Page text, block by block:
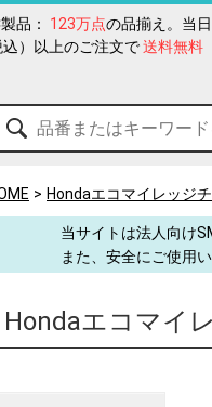
品： 123万点の品揃え。当
込）以上のご注文で送料無料
Hondaエコマイレッジ
当サイトは法人向け
また、安全にご使用
Hondaエコマイ